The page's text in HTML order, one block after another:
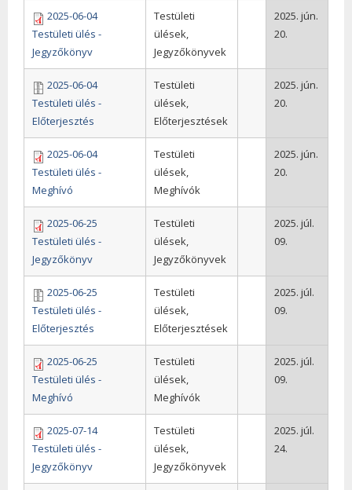
2025-06-04
Testületi ülés -
Jegyzőkönyv
Testületi
ülések,
Jegyzőkönyvek
2025. jún.
20.
2025-06-04
Testületi ülés -
Előterjesztés
Testületi
ülések,
Előterjesztések
2025. jún.
20.
2025-06-04
Testületi ülés -
Meghívó
Testületi
ülések,
Meghívók
2025. jún.
20.
2025-06-25
Testületi ülés -
Jegyzőkönyv
Testületi
ülések,
Jegyzőkönyvek
2025. júl.
09.
2025-06-25
Testületi ülés -
Előterjesztés
Testületi
ülések,
Előterjesztések
2025. júl.
09.
2025-06-25
Testületi ülés -
Meghívó
Testületi
ülések,
Meghívók
2025. júl.
09.
2025-07-14
Testületi ülés -
Jegyzőkönyv
Testületi
ülések,
Jegyzőkönyvek
2025. júl.
24.